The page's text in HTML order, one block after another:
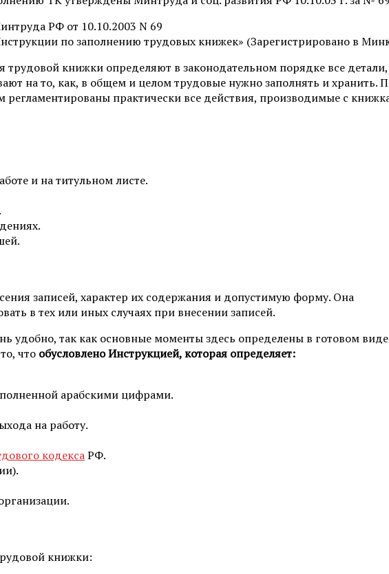
РФ от 10.10.2003 N 69
по заполнению трудовых книжек» (Зарегистрировано в
трудовой книжки определяют в законодательном порядке все
на то, как, в общем и целом трудовые нужно заполнять и хранить.
регламентированы практически все действия, производимые с
и на титульном листе.
записей, характер их содержания и допустимую форму. Она
в тех или иных случаях при внесении записей.
удобно, так как основные моменты здесь определены в готовом
что обусловлено Инструкцией, которая определяет:
арабскими цифрами.
на работу.
кодексаРФ.
книжки: